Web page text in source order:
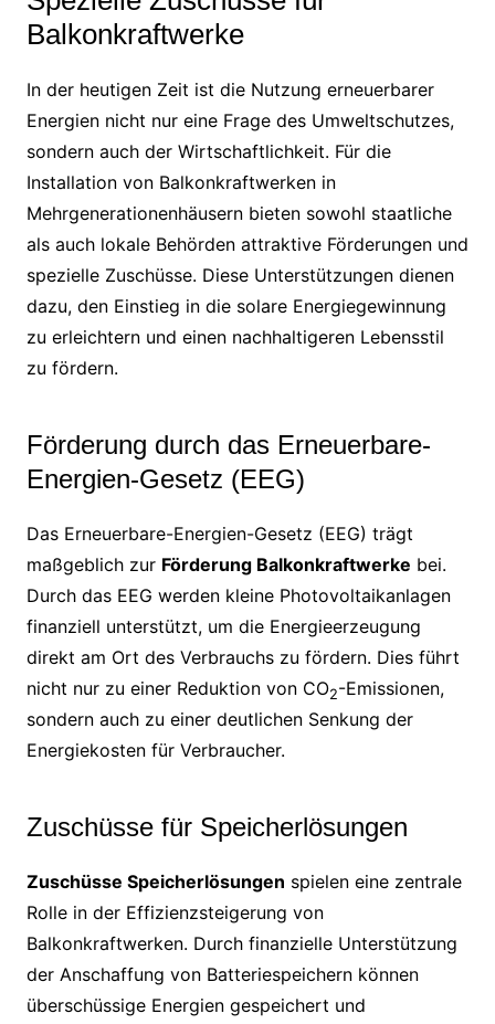
Balkonkraftwerke
In der heutigen Zeit ist die Nutzung erneuerbarer
Energien nicht nur eine Frage des Umweltschutzes,
sondern auch der Wirtschaftlichkeit. Für die
Installation von Balkonkraftwerken in
Mehrgenerationenhäusern bieten sowohl staatliche
als auch lokale Behörden attraktive Förderungen und
spezielle Zuschüsse. Diese Unterstützungen dienen
dazu, den Einstieg in die solare Energiegewinnung
zu erleichtern und einen nachhaltigeren Lebensstil
zu fördern.
Förderung durch das Erneuerbare-
Energien-Gesetz (EEG)
Das Erneuerbare-Energien-Gesetz (EEG) trägt
maßgeblich zur Förderung Balkonkraftwerke bei.
Durch das EEG werden kleine Photovoltaikanlagen
finanziell unterstützt, um die Energieerzeugung
direkt am Ort des Verbrauchs zu fördern. Dies führt
nicht nur zu einer Reduktion von CO2-Emissionen,
sondern auch zu einer deutlichen Senkung der
Energiekosten für Verbraucher.
Zuschüsse für Speicherlösungen
Zuschüsse Speicherlösungen spielen eine zentrale
Rolle in der Effizienzsteigerung von
Balkonkraftwerken. Durch finanzielle Unterstützung
der Anschaffung von Batteriespeichern können
überschüssige Energien gespeichert und